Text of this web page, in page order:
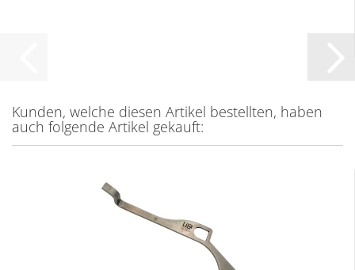
Kunden, welche diesen Artikel bestellten, haben
auch folgende Artikel gekauft: